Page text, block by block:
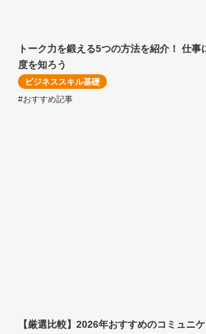
トーク力を鍛える5つの方法を紹介！ 仕事
度を知ろう
ビジネススキル基礎
#おすすめ記事
【厳選比較】2026年おすすめのコミュニ